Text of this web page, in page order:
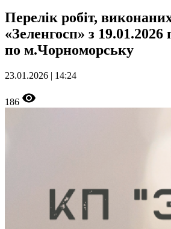
Перелік робіт,
«Зеленгосп» з 19.01.2026
по м.Чорноморську
23.01.2026 | 14:24
186